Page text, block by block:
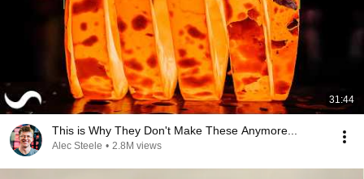
31:44
This is Why They Don't Make These Anymore...
Alec Steele • 2.8M views